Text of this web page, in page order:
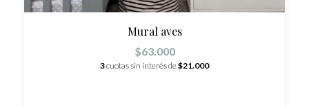
Mural aves
$63.000
3cuotas sin interés de$21.000